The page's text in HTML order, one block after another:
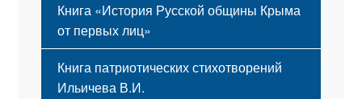
Книга «История Русской общины Крыма
от первых лиц»
Книга патриотических стихотворений
Ильичева В.И.